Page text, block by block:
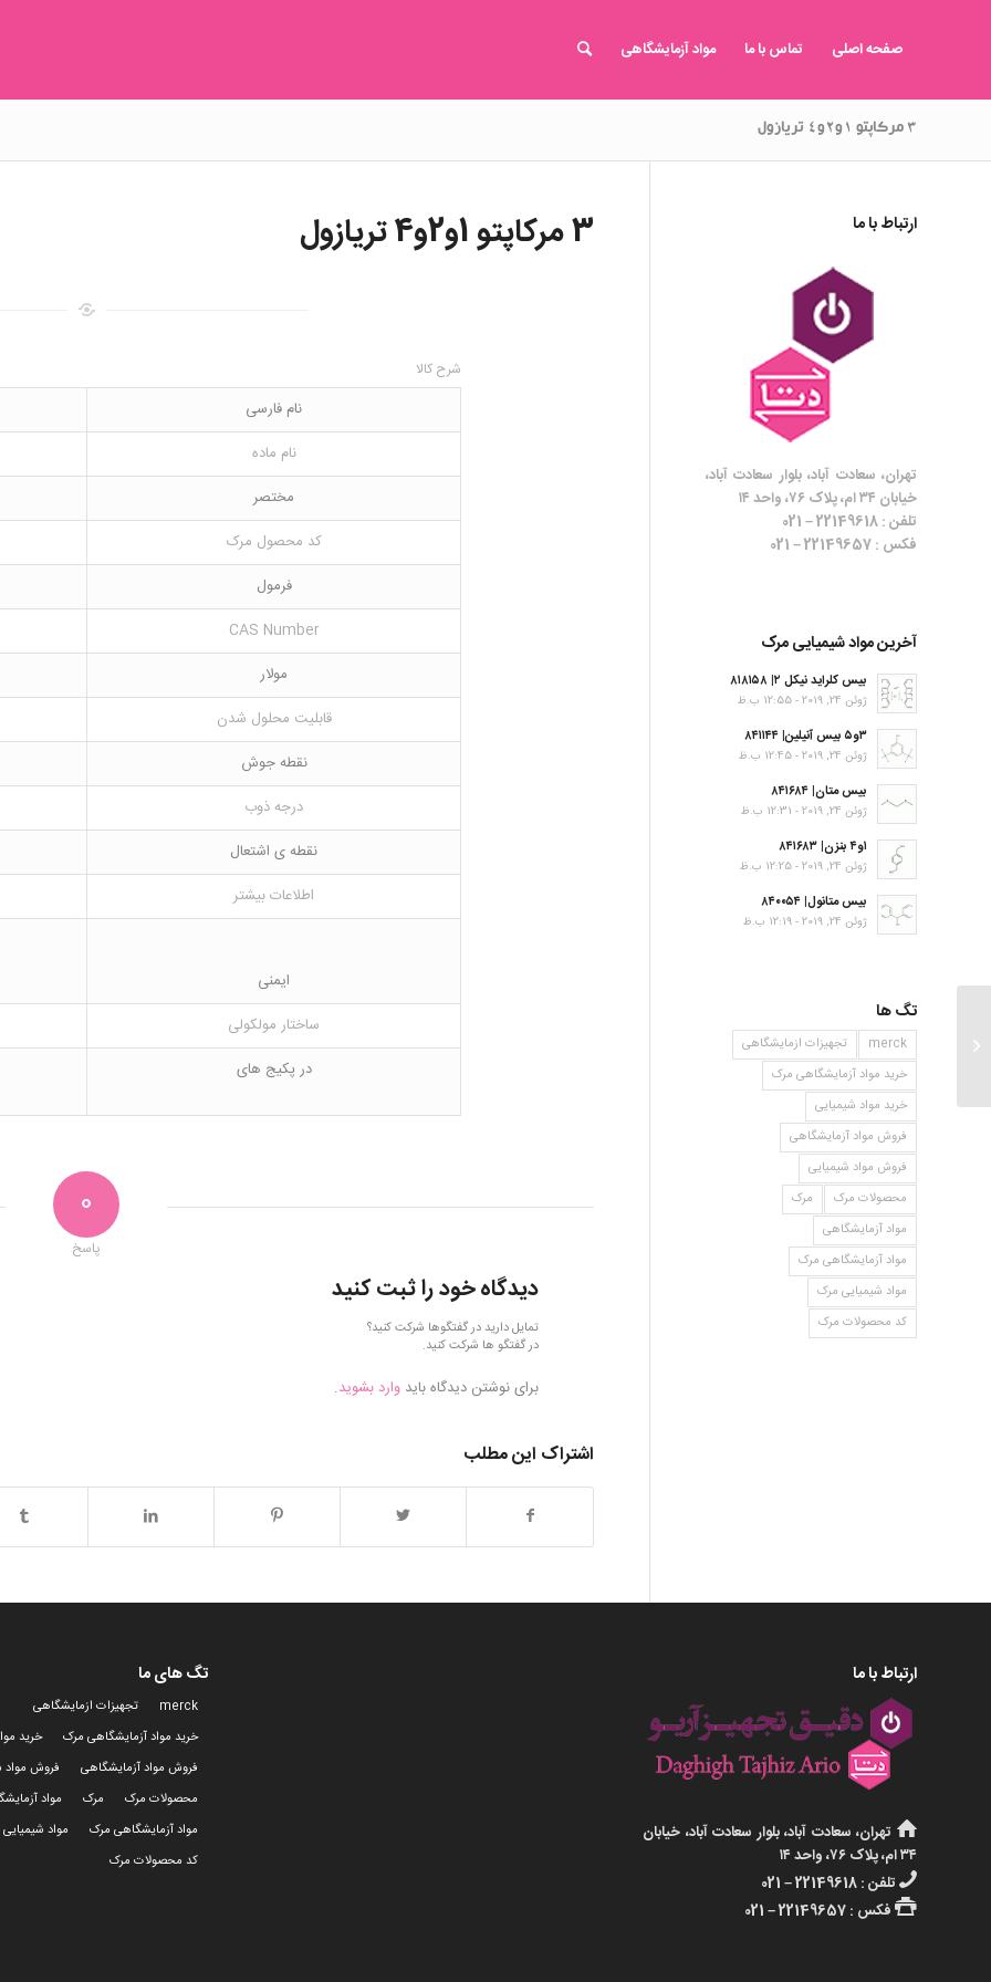
صفحه اصلی تماس با ما مواد آزمایشگاهی
۳ مرکاپتو ۱و۲و۴ تریازول
3 مرکاپتو 1و2و4 تریازول
شرح کالا
نام فارسی
نام ماده
مختصر
کد محصول مرک
فرمول
CAS Number
مولار
قابلیت محلول شدن
نقطه جوش
درجه ذوب
نقطه ی اشتعال
اطلاعات بیشتر
ایمنی
ساختار مولکولی
در پکیج های
0
پاسخ
دیدگاه خود را ثبت کنید
تمایل دارید در گفتگوها شرکت کنید؟
در گفتگو ها شرکت کنید.
برای نوشتن دیدگاه باید وارد بشوید.
اشتراک این مطلب
ارتباط با ما
تهران، سعادت آباد، بلوار سعادت آباد،
خیابان ۳۴ ام، پلاک ۷۶، واحد ۱۴
تلفن : 22149618 – 021
فکس : 22149657 – 021
آخرین مواد شیمیایی مرک
بیس کلراید نیکل ۲| ۸۱۸۱۵۸
ژوئن 24, 2019 - 12:55 ب.ظ
۳و۵ بیس آنیلین| ۸۴۱۱۴۴
ژوئن 24, 2019 - 12:45 ب.ظ
بیس متان| ۸۴۱۶۸۴
ژوئن 24, 2019 - 12:31 ب.ظ
۱و۴ بنزن| ۸۴۱۶۸۳
ژوئن 24, 2019 - 12:25 ب.ظ
بیس متانول| ۸۴۰۰۵۴
ژوئن 24, 2019 - 12:19 ب.ظ
تگ ها
merck
تجهیزات ازمایشگاهی
خرید مواد آزمایشگاهی مرک
خرید مواد شیمیایی
فروش مواد آزمایشگاهی
فروش مواد شیمیایی
محصولات مرک
مرک
مواد آزمایشگاهی
مواد آزمایشگاهی مرک
مواد شیمیایی مرک
کد محصولات مرک
ارتباط با ما
تهران، سعادت آباد، بلوار سعادت آباد، خیابان
۳۴ ام، پلاک ۷۶، واحد ۱۴
تلفن : 22149618 – 021
فکس : 22149657 – 021
تگ های ما
merck
تجهیزات ازمایشگاهی
خرید مواد آزمایشگاهی مرک
خرید
فروش مواد آزمایشگاهی
فروش مواد
محصولات مرک
مرک
مواد
مواد آزمایشگاهی مرک
مواد
کد محصولات مرک